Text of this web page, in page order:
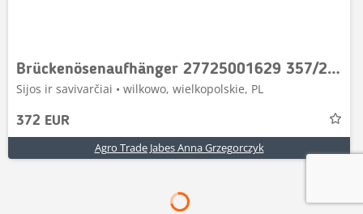
Brückenösenaufhänger 27725001629 357/212 Dana 6022
Sijos ir savivarčiai • wilkowo, wielkopolskie, PL
372 EUR
Agro Trade Jabes Anna Grzegorczyk